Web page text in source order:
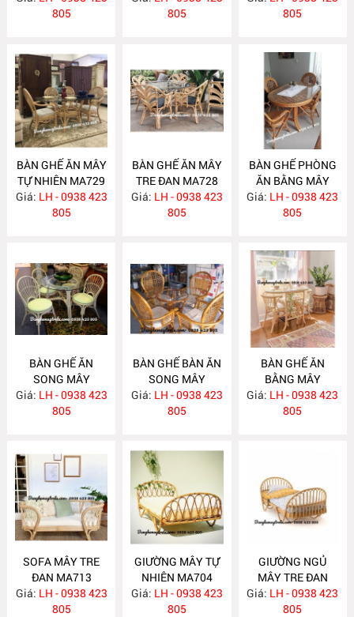
805
805
805
BÀN GHẾ ĂN MÂY
TỰ NHIÊN MA729
Giá: LH - 0938 423
805
BÀN GHẾ ĂN MÂY
TRE ĐAN MA728
Giá: LH - 0938 423
805
BÀN GHẾ PHÒNG
ĂN BẰNG MÂY
MA727
Giá: LH - 0938 423
805
BÀN GHẾ ĂN
SONG MÂY
MA726
Giá: LH - 0938 423
805
BÀN GHẾ BÀN ĂN
SONG MÂY
MA725
Giá: LH - 0938 423
805
BÀN GHẾ ĂN
BẰNG MÂY
MA724
Giá: LH - 0938 423
805
SOFA MÂY TRE
ĐAN MA713
Giá: LH - 0938 423
805
GIƯỜNG MÂY TỰ
NHIÊN MA704
Giá: LH - 0938 423
805
GIƯỜNG NGỦ
MÂY TRE ĐAN
MA703
Giá: LH - 0938 423
805